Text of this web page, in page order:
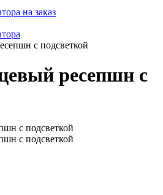
на заказ
с подсветкой
ресепшн с